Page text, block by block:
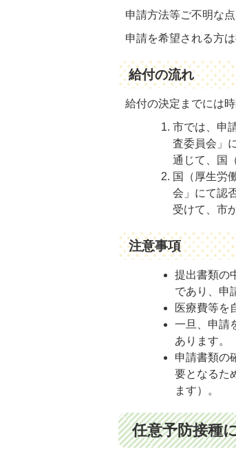
申請方法等ご不明な
申請を希望される方
給付の流れ
給付の決定までには時
市では、申
査委員会」
通じて、国
国（厚生労
会」にて認
受けて、市
注意事項
提出書類の
であり、申
医療費等を
一旦、申請
あります。
申請書類の
要となるた
ます）。
任意予防接種